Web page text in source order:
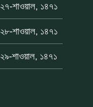
২৭-শাওয়াল, ১৪৭১
২৮-শাওয়াল, ১৪৭১
২৯-শাওয়াল, ১৪৭১